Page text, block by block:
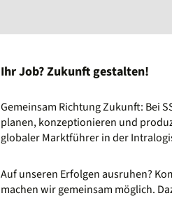
Ihr Job? Zukunft gestalten!
Gemeinsam Richtung Zukunft: Bei
planen, konzeptionieren und
globaler Marktführer in der
Auf unseren Erfolgen ausruhen?
machen wir gemeinsam möglich.